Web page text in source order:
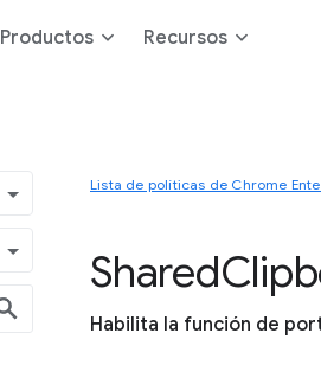
Productos Recursos
Lista de políticas de Chrome
Shared
Habilita la función de